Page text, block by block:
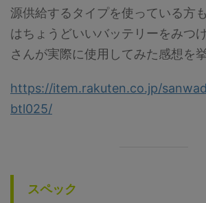
源供給するタイプを使っている方
はちょうどいいバッテリーをみつ
さんが実際に使用してみた感想を
https://item.rakuten.co.jp/
btl025/
スペック